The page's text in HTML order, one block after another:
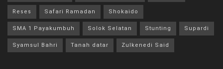
Reses Safari Ramadan Shokaido
SMA 1 Payakumbuh Solok Selatan Stunting Supardi
Syamsul Bahri Tanah datar Zulkenedi Said